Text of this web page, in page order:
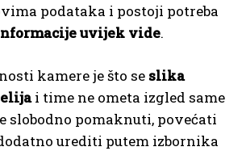
podataka i postoji potreba
uvijek vide.
kamere je što se slika
i time ne ometa izgled same
slobodno pomaknuti, povećati
urediti putem izbornika